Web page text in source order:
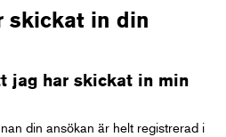
skickat in din
jag har skickat in min
din ansökan är helt registrerad i